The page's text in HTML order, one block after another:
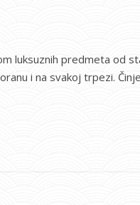
luksuznih predmeta od
i na svakoj trpezi.